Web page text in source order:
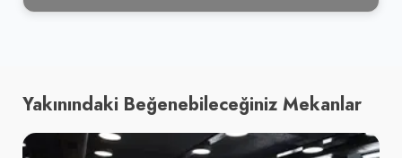
Yakınındaki Beğenebileceğiniz Mekanlar